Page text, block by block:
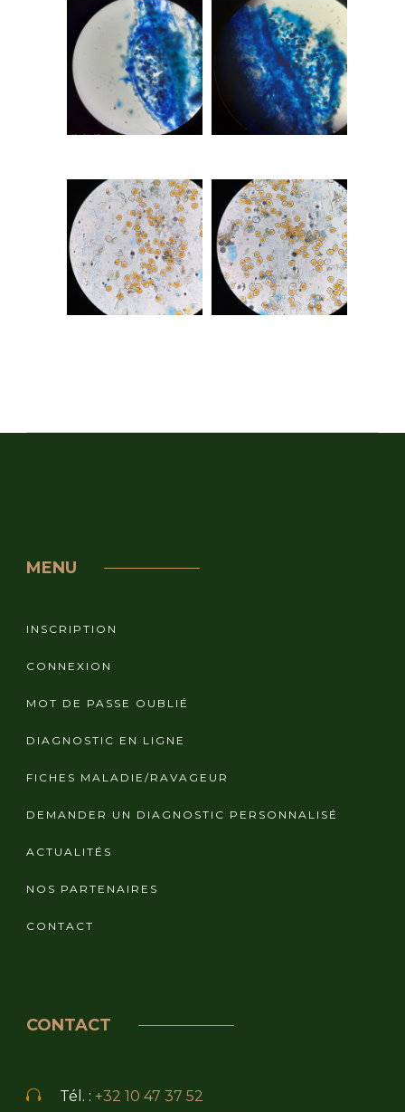
MENU
INSCRIPTION
CONNEXION
MOT DE PASSE OUBLIÉ
DIAGNOSTIC EN LIGNE
FICHES MALADIE/RAVAGEUR
DEMANDER UN DIAGNOSTIC PERSONNALISÉ
ACTUALITÉS
NOS PARTENAIRES
CONTACT
CONTACT
Tél. : +32 10 47 37 52